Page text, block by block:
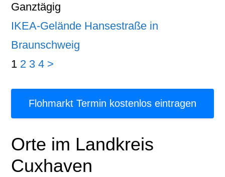
Ganztägig
IKEA-Gelände Hansestraße in
Braunschweig
1 2 3 4 >
Flohmarkt Termin kostenlos eintragen
Orte im Landkreis
Cuxhaven